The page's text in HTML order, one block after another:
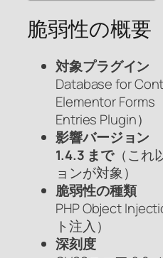
脆弱性の概要
対象プラグイン
Database for
Elementor Forms
Entries Plugin）
影響バージョン
1.4.3 まで（これ
ョンが対象）
脆弱性の種類
PHP Object
ト注入）
深刻度